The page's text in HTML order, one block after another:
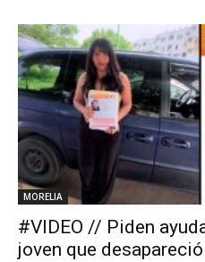
MORELIA
#VIDEO // Piden
joven que